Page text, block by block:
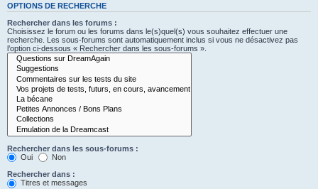
OPTIONS DE RECHERCHE
Rechercher dans les forums :
Choisissez le forum ou les forums dans le(s)quel(s) vous souhaitez effectuer une
recherche. Les sous-forums sont automatiquement inclus si vous ne désactivez pas
l’option ci-dessous « Rechercher dans les sous-forums ».
Rechercher dans les sous-forums :
Oui
Non
Rechercher dans :
Titres et messages